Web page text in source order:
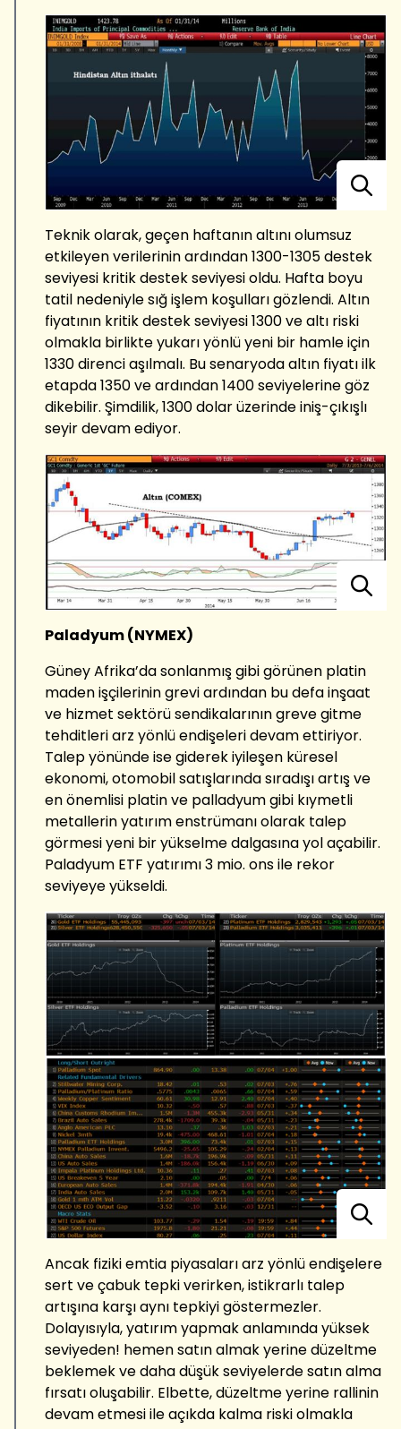
Teknik olarak, geçen haftanın altını olumsuz
etkileyen verilerinin ardından 1300-1305 destek
seviyesi kritik destek seviyesi oldu. Hafta boyu
tatil nedeniyle sığ işlem koşulları gözlendi. Altın
fiyatının kritik destek seviyesi 1300 ve altı riski
olmakla birlikte yukarı yönlü yeni bir hamle için
1330 direnci aşılmalı. Bu senaryoda altın fiyatı ilk
etapda 1350 ve ardından 1400 seviyelerine göz
dikebilir. Şimdilik, 1300 dolar üzerinde iniş-çıkışlı
seyir devam ediyor.
Paladyum (NYMEX)
Güney Afrika’da sonlanmış gibi görünen platin
maden işçilerinin grevi ardından bu defa inşaat
ve hizmet sektörü sendikalarının greve gitme
tehditleri arz yönlü endişeleri devam ettiriyor.
Talep yönünde ise giderek iyileşen küresel
ekonomi, otomobil satışlarında sıradışı artış ve
en önemlisi platin ve palladyum gibi kıymetli
metallerin yatırım enstrümanı olarak talep
görmesi yeni bir yükselme dalgasına yol açabilir.
Paladyum ETF yatırımı 3 mio. ons ile rekor
seviyeye yükseldi.
Ancak fiziki emtia piyasaları arz yönlü endişelere
sert ve çabuk tepki verirken, istikrarlı talep
artışına karşı aynı tepkiyi göstermezler.
Dolayısıyla, yatırım yapmak anlamında yüksek
seviyeden! hemen satın almak yerine düzeltme
beklemek ve daha düşük seviyelerde satın alma
fırsatı oluşabilir. Elbette, düzeltme yerine rallinin
devam etmesi ile açıkda kalma riski olmakla